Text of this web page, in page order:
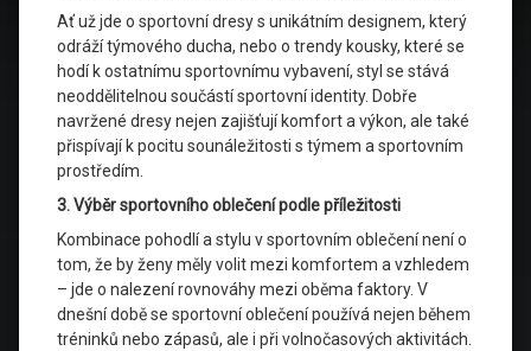
Ať už jde o sportovní dresy s unikátním designem, který
odráží týmového ducha, nebo o trendy kousky, které se
hodí k ostatnímu sportovnímu vybavení, styl se stává
neoddělitelnou součástí sportovní identity. Dobře
navržené dresy nejen zajišťují komfort a výkon, ale také
přispívají k pocitu sounáležitosti s týmem a sportovním
prostředím.
3. Výběr sportovního oblečení podle příležitosti
Kombinace pohodlí a stylu v sportovním oblečení není o
tom, že by ženy měly volit mezi komfortem a vzhledem
– jde o nalezení rovnováhy mezi oběma faktory. V
dnešní době se sportovní oblečení používá nejen během
tréninků nebo zápasů, ale i při volnočasových aktivitách.